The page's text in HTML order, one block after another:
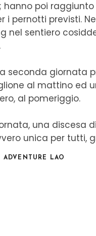
hanno poi raggiunto
i pernotti previsti.
nel sentiero
seconda giornata
al mattino ed
al pomeriggio.
una discesa
unica per tutti,
ADVENTURE LAO